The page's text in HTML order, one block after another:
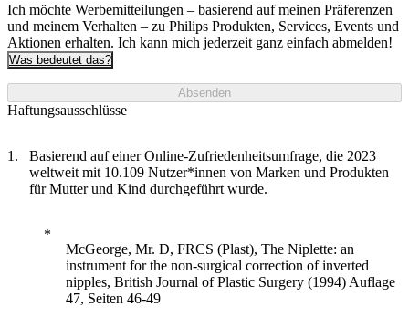
Ich möchte Werbemitteilungen – basierend auf meinen Präferenzen
und meinem Verhalten – zu Philips Produkten, Services, Events und
Aktionen erhalten. Ich kann mich jederzeit ganz einfach abmelden!
Was bedeutet das?
Absenden
Haftungsausschlüsse
Basierend auf einer Online-Zufriedenheitsumfrage, die 2023
weltweit mit 10.109 Nutzer*innen von Marken und Produkten
für Mutter und Kind durchgeführt wurde.
McGeorge, Mr. D, FRCS (Plast), The Niplette: an
instrument for the non-surgical correction of inverted
nipples, British Journal of Plastic Surgery (1994) Auflage
47, Seiten 46-49